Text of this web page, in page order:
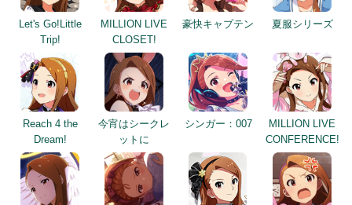
Let's Go!Little
Trip!
MILLION LIVE
CLOSET!
豪快キャプテン 夏服シリーズ
Reach 4 the
Dream!
今宵はシークレ
ットに
シンガー：007
MILLION LIVE
CONFERENCE!